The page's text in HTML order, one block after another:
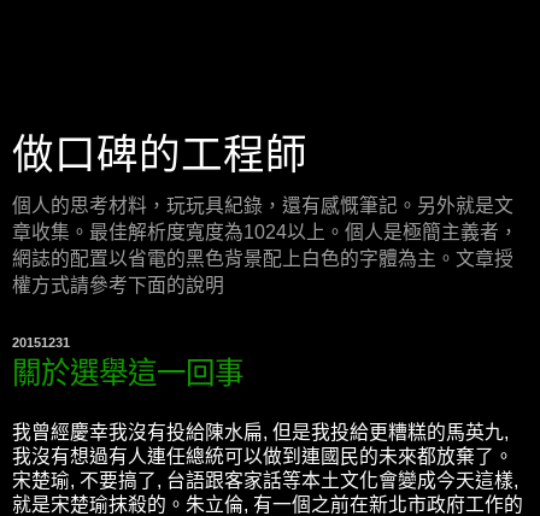
做口碑的工程師
個人的思考材料，玩玩具紀錄，還有感慨筆記。另外就是文
章收集。最佳解析度寬度為1024以上。個人是極簡主義者，
網誌的配置以省電的黑色背景配上白色的字體為主。文章授
權方式請參考下面的說明
20151231
關於選舉這一回事
我曾經慶幸我沒有投給陳水扁, 但是我投給更糟糕的馬英九,
我沒有想過有人連任總統可以做到連國民的未來都放棄了。
宋楚瑜, 不要搞了, 台語跟客家話等本土文化會變成今天這樣,
就是宋楚瑜抹殺的。朱立倫, 有一個之前在新北市政府工作的